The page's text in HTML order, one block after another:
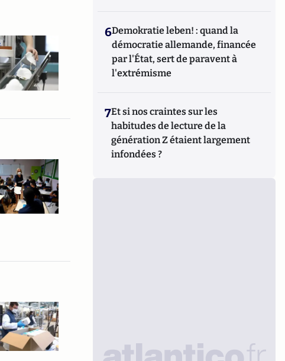
6Demokratie leben! : quand la
démocratie allemande, financée
par l'État, sert de paravent à
l'extrémisme
7Et si nos craintes sur les
habitudes de lecture de la
génération Z étaient largement
infondées ?